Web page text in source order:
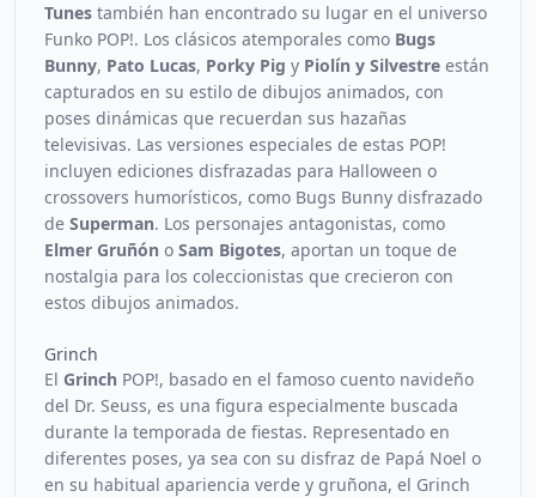
Tunes también han encontrado su lugar en el universo
Funko POP!. Los clásicos atemporales como Bugs
Bunny, Pato Lucas, Porky Pig y Piolín y Silvestre están
capturados en su estilo de dibujos animados, con
poses dinámicas que recuerdan sus hazañas
televisivas. Las versiones especiales de estas POP!
incluyen ediciones disfrazadas para Halloween o
crossovers humorísticos, como Bugs Bunny disfrazado
de Superman. Los personajes antagonistas, como
Elmer Gruñón o Sam Bigotes, aportan un toque de
nostalgia para los coleccionistas que crecieron con
estos dibujos animados.
Grinch
El Grinch POP!, basado en el famoso cuento navideño
del Dr. Seuss, es una figura especialmente buscada
durante la temporada de fiestas. Representado en
diferentes poses, ya sea con su disfraz de Papá Noel o
en su habitual apariencia verde y gruñona, el Grinch